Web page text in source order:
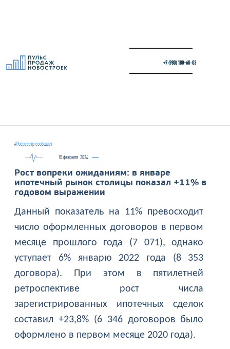
+7 (980) 180-60‑03
#Росреестр сообщает
15 февраля 2024
Рост вопреки ожиданиям: в январе
ипотечный рынок столицы показал +11% в
годовом выражении
Данный показатель на 11% превосходит
число оформленных договоров в первом
месяце прошлого года (7 071), однако
уступает 6% январю 2022 года (8 353
договора). При этом в пятилетней
ретроспективе рост числа
зарегистрированных ипотечных сделок
составил +23,8% (6 346 договоров было
оформлено в первом месяце 2020 года).